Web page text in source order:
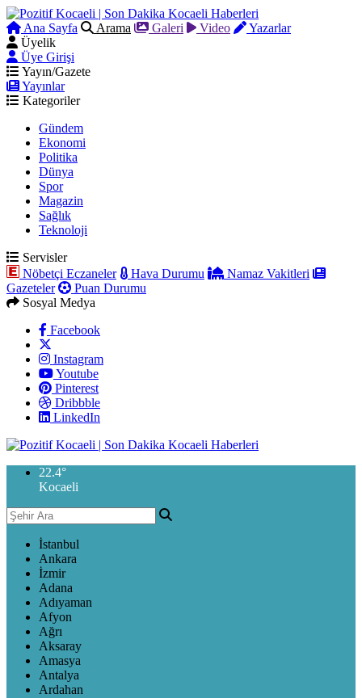
Ana Sayfa Arama Galeri Video
Yazarlar
Üyelik
Üye Girişi
Yayın/Gazete
Yayınlar
Kategoriler
Gündem
Ekonomi
Politika
Dünya
Spor
Magazin
Sağlık
Teknoloji
Servisler
Nöbetçi Eczaneler
Hava Durumu
Namaz Vakitleri
Gazeteler
Puan Durumu
Sosyal Medya
Facebook
Instagram
Youtube
Pinterest
Dribbble
LinkedIn
22.4°
Kocaeli
İstanbul
Ankara
İzmir
Adana
Adıyaman
Afyon
Ağrı
Aksaray
Amasya
Antalya
Ardahan